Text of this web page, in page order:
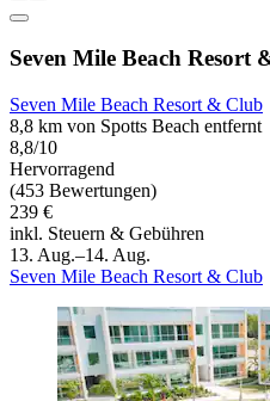
Seven Mile Beach Resort
Seven Mile Beach Resort & Club
8,8 km von Spotts Beach entfernt
8,8/10
Hervorragend
(453 Bewertungen)
239 €
inkl. Steuern & Gebühren
13. Aug.–14. Aug.
Seven Mile Beach Resort & Club